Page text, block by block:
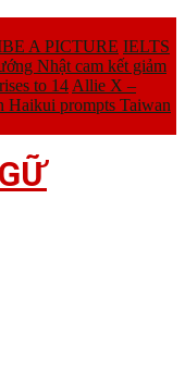
A PICTURE IELTS
Nhật cam kết giảm
to 14 Allie X –
Haikui prompts Taiwan